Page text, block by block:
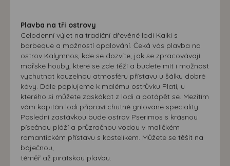
Plavba na tři ostrovy
Celodenní výlet na tradiční dřevěné lodi Kaiki s
barbeque a možností opalování. Čeká vás plavba na
ostrov Kalymnos, kde se dozvíte, jak se zpracovávají
mořské houby, které se zde těží a budete mít i možnost
vychutnat kouzelnou atmosféru přístavu u šálku dobré
kávy. Dále poplujeme k malému ostrůvku Plati, u
kterého si můžete zaskákat z lodi a potápět se. Mezitím
vám kapitán lodi připraví chutné grilované speciality.
Poslední zastávkou bude ostrov Pserimos s krásnou
písečnou pláží a průzračnou vodou v maličkém
romantickém přístavu s kostelíkem. Můžete se těšit na
báječnou,
téměř až pirátskou plavbu.